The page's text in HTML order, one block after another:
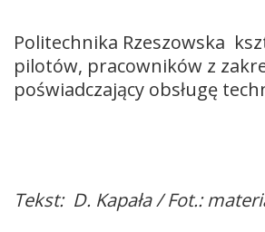
Politechnika Rzeszowska
pilotów, pracowników z
poświadczający obsługę
Tekst: D. Kapała / Fot.: